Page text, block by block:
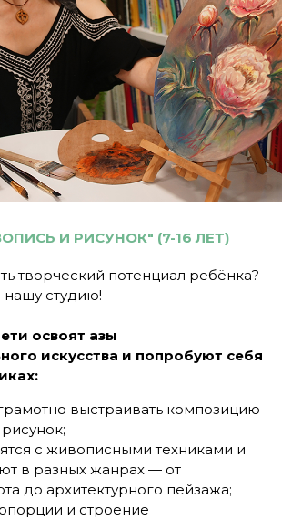
И РИСУНОК" (7-16 ЛЕТ)
творческий потенциал ребёнка?
студию!
освоят азы
искусства и попробуют себя
выстраивать композицию
с живописными техниками и
в разных жанрах — от
до архитектурного пейзажа;
и строение